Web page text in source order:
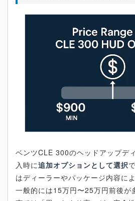
ベンツCLE 300のヘッドアップデ
入時に追加オプションとして選択
はディーラーやパッケージ内容に
一般的には15万円〜25万円前後が